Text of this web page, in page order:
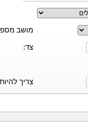
מושב
צד:
צריך